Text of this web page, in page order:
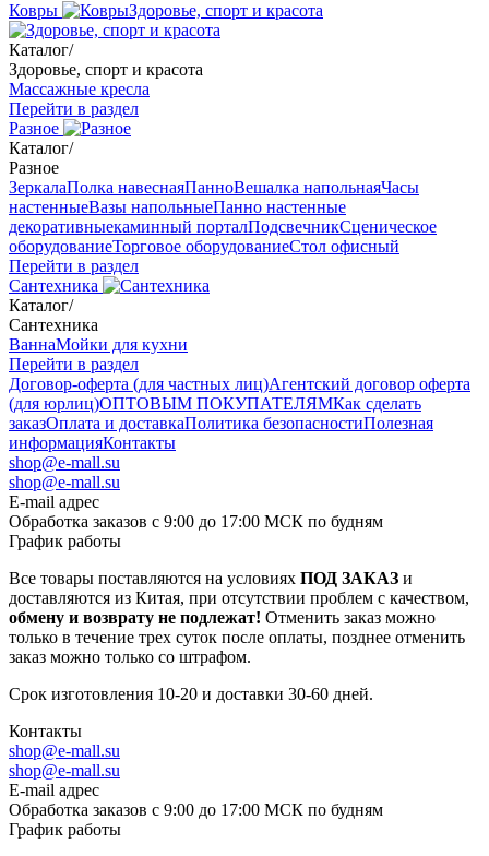
Ковры Здоровье, спорт и красота
Каталог/
Здоровье, спорт и красота
Массажные кресла
Перейти в раздел
Разное
Каталог/
Разное
ЗеркалаПолка навеснаяПанноВешалка напольнаяЧасы
настенныеВазы напольныеПанно настенные
декоративныекаминный порталПодсвечникСценическое
оборудованиеТорговое оборудованиеСтол офисный
Перейти в раздел
Сантехника
Каталог/
Сантехника
ВаннаМойки для кухни
Перейти в раздел
Договор-оферта (для частных лиц)Агентский договор оферта
(для юрлиц)ОПТОВЫМ ПОКУПАТЕЛЯМКак сделать
заказОплата и доставкаПолитика безопасностиПолезная
информацияКонтакты
shop@e-mall.su
shop@e-mall.su
E-mail адрес
Обработка заказов с 9:00 до 17:00 МСК по будням
График работы
Все товары поставляются на условиях ПОД ЗАКАЗ и
доставляются из Китая, при отсутствии проблем с качеством,
обмену и возврату не подлежат! Отменить заказ можно
только в течение трех суток после оплаты, позднее отменить
заказ можно только со штрафом.
Срок изготовления 10-20 и доставки 30-60 дней.
Контакты
shop@e-mall.su
shop@e-mall.su
E-mail адрес
Обработка заказов с 9:00 до 17:00 МСК по будням
График работы